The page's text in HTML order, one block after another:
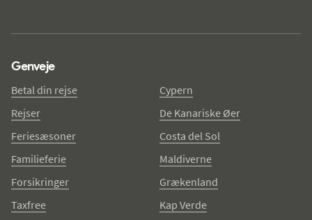
Genveje
Betal din rejse
Rejser
Feriesæsoner
Familieferie
Forsikringer
Taxfree
Cypern
De Kanariske Øer
Costa del Sol
Maldiverne
Grækenland
Kap Verde